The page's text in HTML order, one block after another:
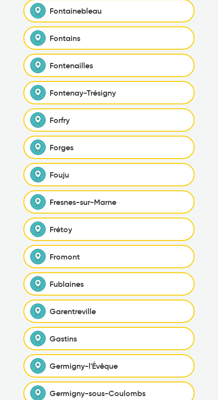
Fontainebleau
Fontains
Fontenailles
Fontenay-Trésigny
Forfry
Forges
Fouju
Fresnes-sur-Marne
Frétoy
Fromont
Fublaines
Garentreville
Gastins
Germigny-l'Évêque
Germigny-sous-Coulombs